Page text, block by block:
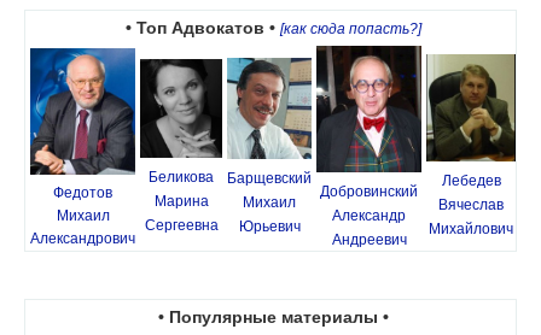
• Топ Адвокатов • [как сюда попасть?]
Федотов
Михаил
Александрович
Беликова
Марина
Сергеевна
Барщевский
Михаил
Юрьевич
Добровинский
Александр
Андреевич
Лебедев
Вячеслав
Михайлович
• Популярные материалы •